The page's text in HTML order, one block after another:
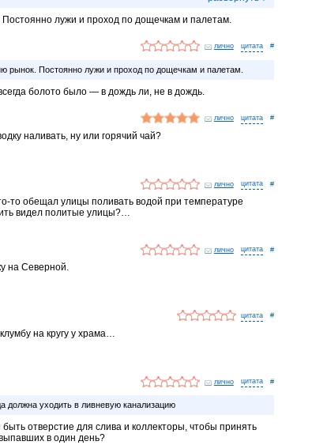
почти нет. Только на Вокзальной, помнится было всегдашняя
в горные реки. Ливнёвки, которые были, в асфальт
лужи и проход по дощечкам и палетам.
лично #
рынок. Постоянно лужи и проход по дощечкам и палетам.
болото было — в дождь ли, не в дождь.
лично #
наливать, ну или горячий чай?
лично #
то обещал улицы поливать водой при температуре
видел политые улицы?…
лично #
на Северной.
#
на кругу у храма…
лично #
должна уходить в ливневую канализацию
отверстие для слива и коллекторы, чтобы принять
в один день?